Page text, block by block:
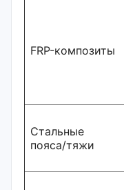
FRP-композиты
Стальные
пояса/тяжи